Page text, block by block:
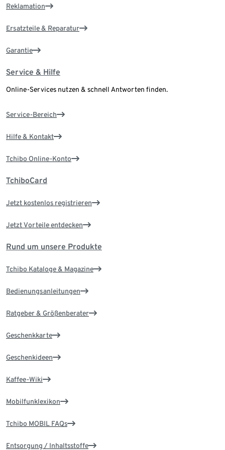
Reklamation
Ersatzteile & Reparatur
Garantie
Service & Hilfe
Online-Services nutzen & schnell Antworten finden.
Service-Bereich
Hilfe & Kontakt
Tchibo Online-Konto
TchiboCard
Jetzt kostenlos registrieren
Jetzt Vorteile entdecken
Rund um unsere Produkte
Tchibo Kataloge & Magazine
Bedienungsanleitungen
Ratgeber & Größenberater
Geschenkkarte
Geschenkideen
Kaffee-Wiki
Mobilfunklexikon
Tchibo MOBIL FAQs
Entsorgung / Inhaltsstoffe